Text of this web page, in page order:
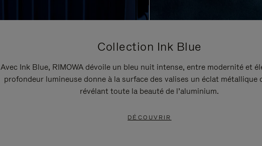
Collection Ink Blue
Avec Ink Blue, RIMOWA dévoile un bleu nuit intense, entre modernité et
profondeur lumineuse donne à la surface des valises un éclat métallique
révélant toute la beauté de l’aluminium.
DÉCOUVRIR